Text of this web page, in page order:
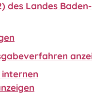
des Landes Baden-